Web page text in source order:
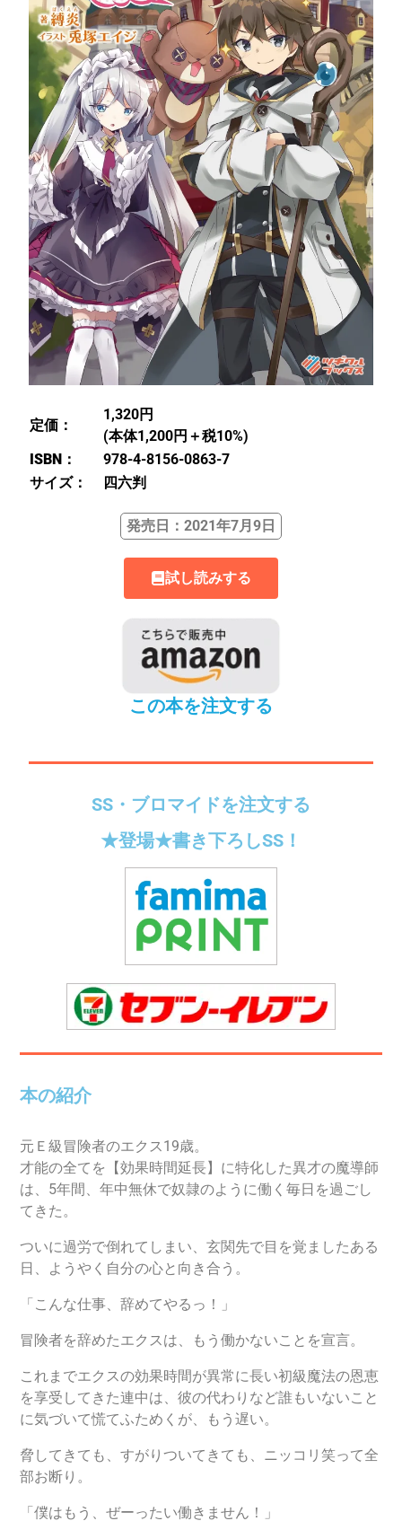
定価：
1,320円
(本体1,200円＋税10%)
ISBN：
978-4-8156-0863-7
サイズ：
四六判
発売日：2021年7月9日
試し読みする
この本を注文する
SS・ブロマイドを注文する
★登場★書き下ろしSS！
本の紹介
元Ｅ級冒険者のエクス19歳。
才能の全てを【効果時間延長】に特化した異才の魔導師
は、5年間、年中無休で奴隷のように働く毎日を過ごし
てきた。
ついに過労で倒れてしまい、玄関先で目を覚ましたある
日、ようやく自分の心と向き合う。
「こんな仕事、辞めてやるっ！」
冒険者を辞めたエクスは、もう働かないことを宣言。
これまでエクスの効果時間が異常に長い初級魔法の恩恵
を享受してきた連中は、彼の代わりなど誰もいないこと
に気づいて慌てふためくが、もう遅い。
脅してきても、すがりついてきても、ニッコリ笑って全
部お断り。
「僕はもう、ぜーったい働きません！」